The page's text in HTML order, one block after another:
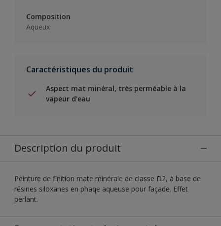
Composition
Aqueux
Caractéristiques du produit
Aspect mat minéral, très perméable à la
vapeur d'eau
Description du produit
Peinture de finition mate minérale de classe D2, à base de
résines siloxanes en phaqe aqueuse pour façade. Effet
perlant.